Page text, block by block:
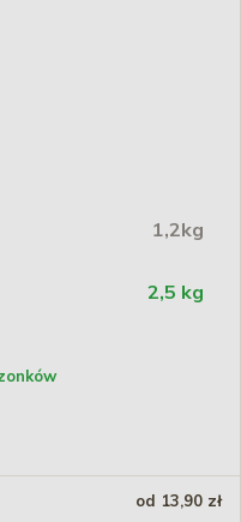
1,2kg
2,5 kg
od 13,90 zł